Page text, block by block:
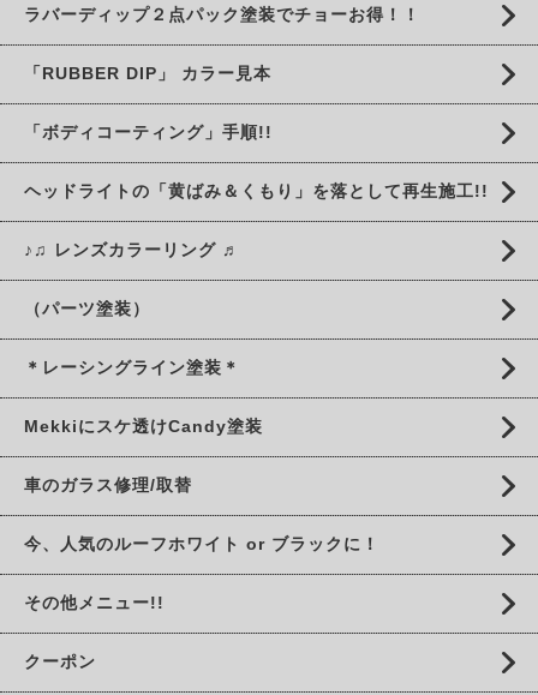
ラバーディップ２点パック塗装でチョーお得！！
「RUBBER DIP」 カラー見本
「ボディコーティング」手順!!
ヘッドライトの「黄ばみ＆くもり」を落として再生施工!!
♪♫ レンズカラーリング ♬
（パーツ塗装）
＊レーシングライン塗装＊
Mekkiにスケ透けCandy塗装
車のガラス修理/取替
今、人気のルーフホワイト or ブラックに！
その他メニュー!!
クーポン